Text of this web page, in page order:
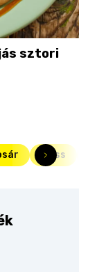
sztori
Friss